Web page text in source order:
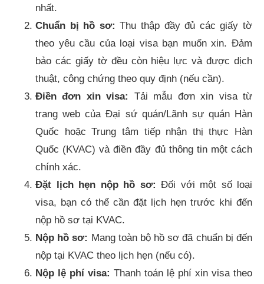
nhất.
Chuẩn bị hồ sơ:Thu thập đầy đủ các giấy tờ
theo yêu cầu của loại visa bạn muốn xin. Đảm
bảo các giấy tờ đều còn hiệu lực và được dịch
thuật, công chứng theo quy định (nếu cần).
Điền đơn xin visa: Tải mẫu đơn xin visa từ
trang web của Đại sứ quán/Lãnh sự quán Hàn
Quốc hoặc Trung tâm tiếp nhận thị thực Hàn
Quốc (KVAC) và điền đầy đủ thông tin một cách
chính xác.
Đặt lịch hẹn nộp hồ sơ: Đối với một số loại
visa, bạn có thể cần đặt lịch hẹn trước khi đến
nộp hồ sơ tại KVAC.
Nộp hồ sơ: Mang toàn bộ hồ sơ đã chuẩn bị đến
nộp tại KVAC theo lịch hẹn (nếu có).
Nộp lệ phí visa: Thanh toán lệ phí xin visa theo